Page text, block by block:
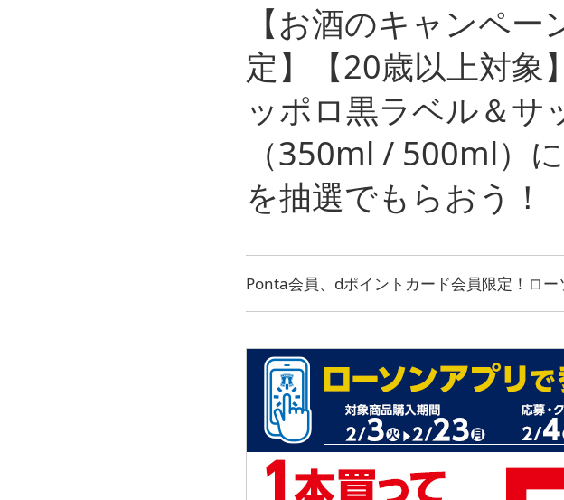
【お酒のキャンペ
定】【20歳以上対象
ッポロ黒ラベル＆サ
（350ml / 500ml）
を抽選でもらおう！
Ponta会員、dポイントカード会員限定！ロ